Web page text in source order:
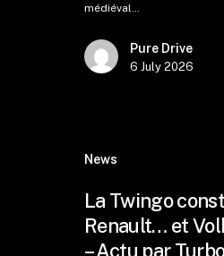
médiéval…
Pure Drive
6 July 2026
News
La Twingo
Renault… et
– Actu par